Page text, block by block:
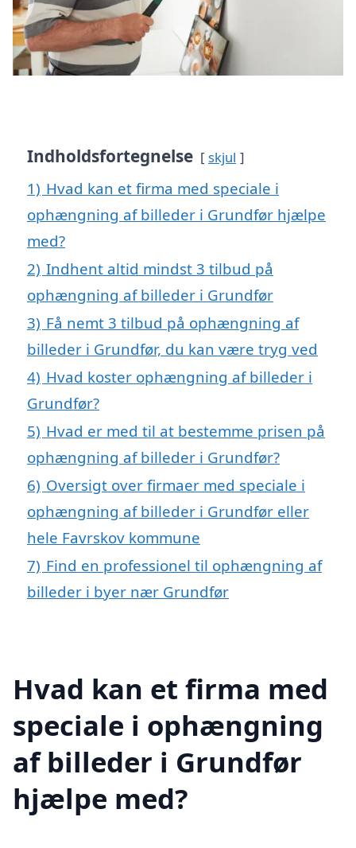
Indholdsfortegnelse skjul
1) Hvad kan et firma med speciale i
ophængning af billeder i Grundfør hjælpe
med?
2) Indhent altid mindst 3 tilbud på
ophængning af billeder i Grundfør
3) Få nemt 3 tilbud på ophængning af
billeder i Grundfør, du kan være tryg ved
4) Hvad koster ophængning af billeder i
Grundfør?
5) Hvad er med til at bestemme prisen på
ophængning af billeder i Grundfør?
6) Oversigt over firmaer med speciale i
ophængning af billeder i Grundfør eller
hele Favrskov kommune
7) Find en professionel til ophængning af
billeder i byer nær Grundfør
Hvad kan et firma med
speciale i ophængning
af billeder i Grundfør
hjælpe med?